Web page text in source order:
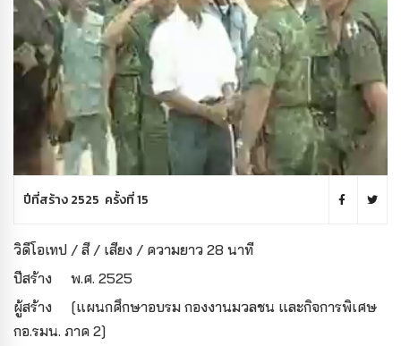
ปีที่สร้าง 2525 ครั้งที่ 15
วิดีโอเทป / สี / เสียง / ความยาว 28 นาที
ปีสร้าง
พ.ศ. 2525
ผู้สร้าง
[แผนกศึกษาอบรม กองงานมวลชน และกิจการพิเศษ
กอ.รมน. ภาค 2]